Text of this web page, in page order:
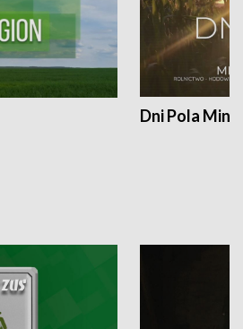
Dni Pola